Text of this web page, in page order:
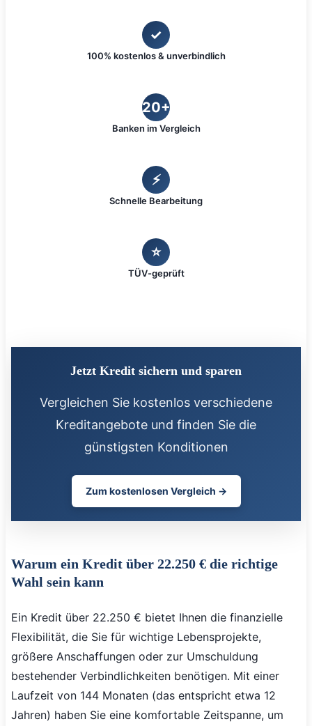
✓
100% kostenlos & unverbindlich
20+
Banken im Vergleich
⚡
Schnelle Bearbeitung
⭐
TÜV-geprüft
Jetzt Kredit sichern und sparen
Vergleichen Sie kostenlos verschiedene
Kreditangebote und finden Sie die
günstigsten Konditionen
Zum kostenlosen Vergleich →
Warum ein Kredit über 22.250 € die richtige
Wahl sein kann
Ein Kredit über 22.250 € bietet Ihnen die finanzielle
Flexibilität, die Sie für wichtige Lebensprojekte,
größere Anschaffungen oder zur Umschuldung
bestehender Verbindlichkeiten benötigen. Mit einer
Laufzeit von 144 Monaten (das entspricht etwa 12
Jahren) haben Sie eine komfortable Zeitspanne, um